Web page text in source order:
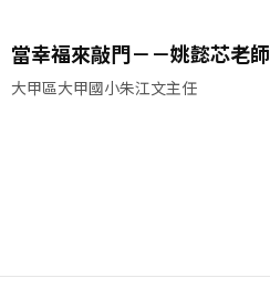
當幸福來敲門－－姚懿芯老師
大甲區大甲國小朱江文主任